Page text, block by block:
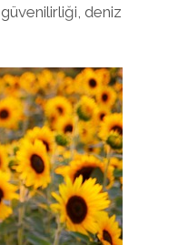
güvenilirliği, deniz